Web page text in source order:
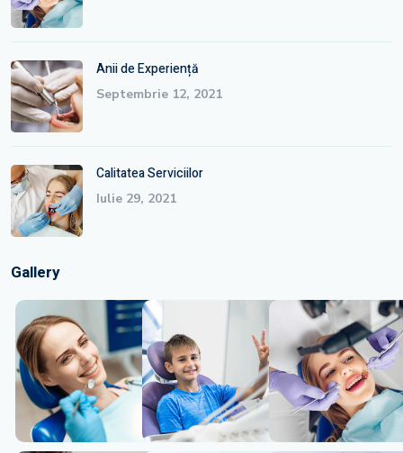
Anii de Experiență
Septembrie 12, 2021
Calitatea Serviciilor
Iulie 29, 2021
Gallery